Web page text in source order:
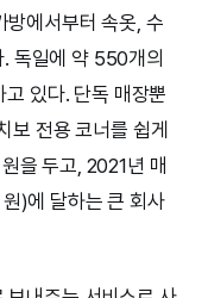
방에서부터 속옷, 수
. 독일에 약 550개의
있다. 단독 매장뿐
보 전용 코너를 쉽게
을 두고, 2021년 매
)에 달하는 큰 회사